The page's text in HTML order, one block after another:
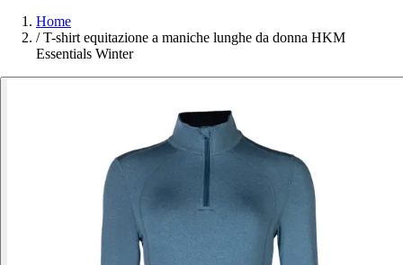
Home
/ T-shirt equitazione a maniche lunghe da donna HKM
Essentials Winter